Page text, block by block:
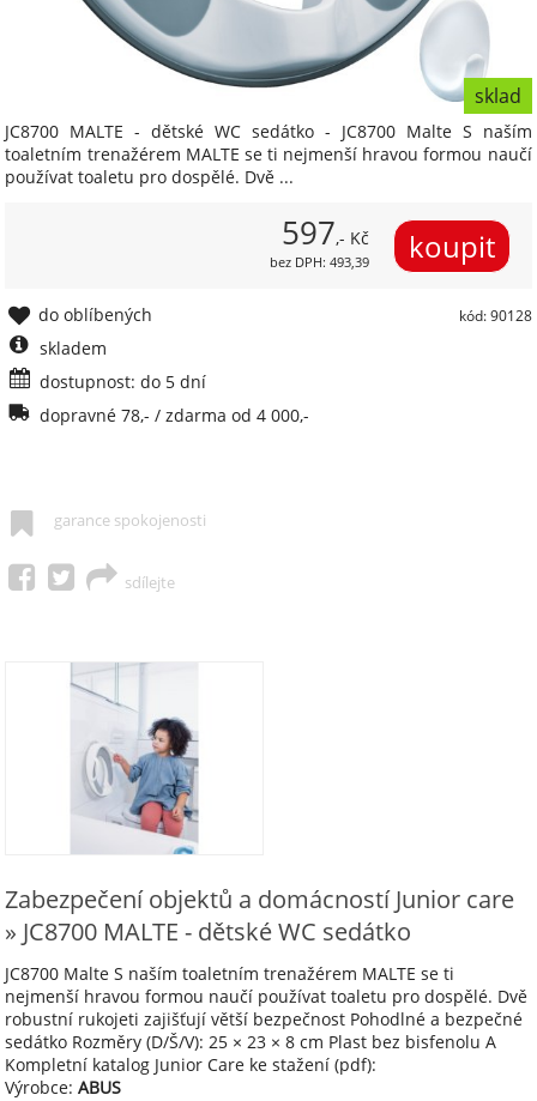
JC8700 MALTE - dětské WC sedátko - JC8700 Malte S naším
toaletním trenažérem MALTE se ti nejmenší hravou formou naučí
používat toaletu pro dospělé. Dvě ...
sklad
597,- Kč
bez DPH: 493,39
kód: 90128
do oblíbených
skladem
dostupnost: do 5 dní
dopravné 78,- / zdarma od 4 000,-
garance spokojenosti
sdílejte
Zabezpečení objektů a domácností Junior care
» JC8700 MALTE - dětské WC sedátko
JC8700 Malte S naším toaletním trenažérem MALTE se ti
nejmenší hravou formou naučí používat toaletu pro dospělé. Dvě
robustní rukojeti zajišťují větší bezpečnost Pohodlné a bezpečné
sedátko Rozměry (D/Š/V): 25 × 23 × 8 cm Plast bez bisfenolu A
Kompletní katalog Junior Care ke stažení (pdf):
Výrobce:ABUS